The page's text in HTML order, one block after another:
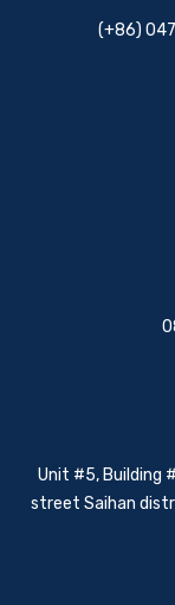
(+86)
Unit #5, Building
street Saihan